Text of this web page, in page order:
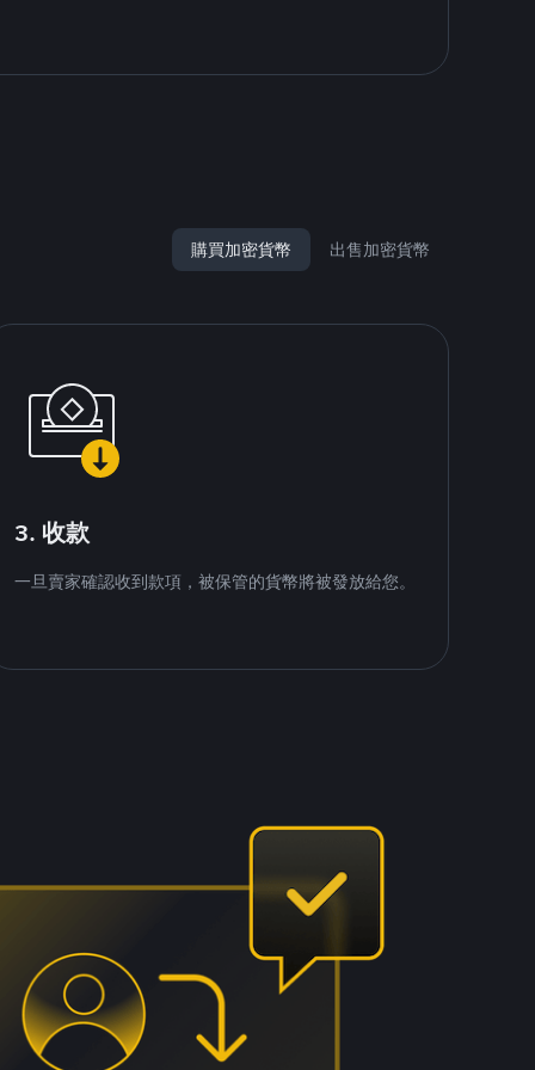
購買加密貨幣 出售加密貨幣
3. 收款
一旦賣家確認收到款項，被保管的貨幣將被發放給您。